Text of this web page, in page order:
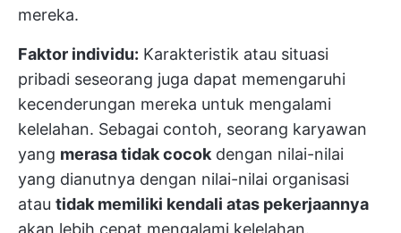
mereka.
Faktor individu: Karakteristik atau situasi
pribadi seseorang juga dapat memengaruhi
kecenderungan mereka untuk mengalami
kelelahan. Sebagai contoh, seorang karyawan
yang merasa tidak cocok dengan nilai-nilai
yang dianutnya dengan nilai-nilai organisasi
atau tidak memiliki kendali atas pekerjaannya
akan lebih cepat mengalami kelelahan.